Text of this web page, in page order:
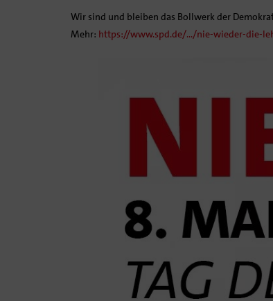
Wir sind und bleiben das Bollwerk der
Mehr: https://www.spd.de/…/nie-wieder-die-